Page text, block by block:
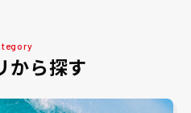
から探す